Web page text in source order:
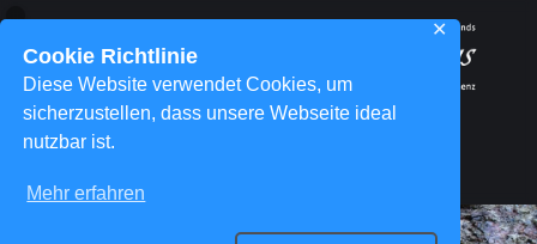
Cookie Richtlinie
Diese Website verwendet Cookies, um
sicherzustellen, dass unsere Webseite ideal
nutzbar ist.
Mehr erfahren
✕